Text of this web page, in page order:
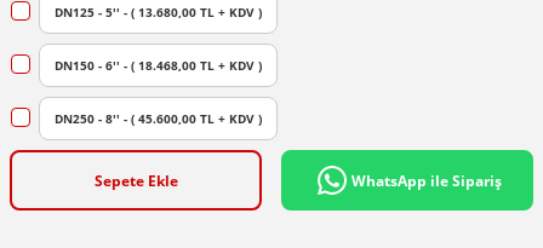
DN125 - 5'' - ( 13.680,00 TL + KDV )
DN150 - 6'' - ( 18.468,00 TL + KDV )
DN250 - 8'' - ( 45.600,00 TL + KDV )
Sepete Ekle WhatsApp ile Sipariş